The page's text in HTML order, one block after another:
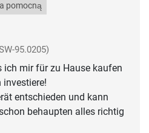
pomocną
95.0205)
ich mir für zu Hause kaufen
investiere!
entschieden und kann
behaupten alles richtig